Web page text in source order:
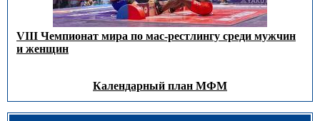
VIII Чемпионат мира по мас-рестлингу среди мужчин
и женщин
Календарный план МФМ